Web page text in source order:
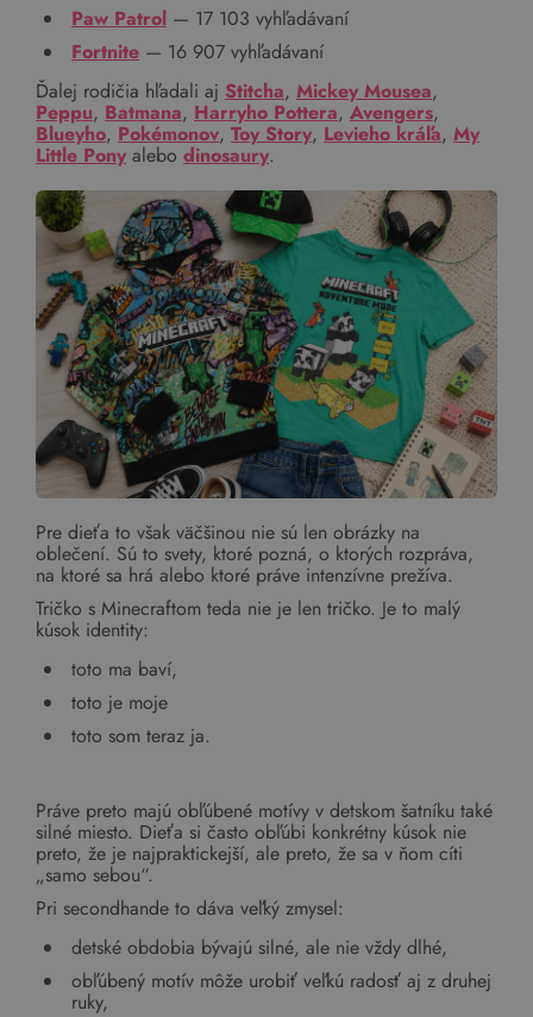
Paw Patrol — 17 103 vyhľadávaní
Fortnite — 16 907 vyhľadávaní
Ďalej rodičia hľadali aj Stitcha, Mickey Mousea,
Peppu, Batmana, Harryho Pottera, Avengers,
Blueyho, Pokémonov, Toy Story, Levieho kráľa, My
Little Pony alebo dinosaury.
Pre dieťa to však väčšinou nie sú len obrázky na
oblečení. Sú to svety, ktoré pozná, o ktorých rozpráva,
na ktoré sa hrá alebo ktoré práve intenzívne prežíva.
Tričko s Minecraftom teda nie je len tričko. Je to malý
kúsok identity:
toto ma baví,
toto je moje
toto som teraz ja.
Práve preto majú obľúbené motívy v detskom šatníku také
silné miesto. Dieťa si často obľúbi konkrétny kúsok nie
preto, že je najpraktickejší, ale preto, že sa v ňom cíti
„samo sebou“.
Pri secondhande to dáva veľký zmysel:
detské obdobia bývajú silné, ale nie vždy dlhé,
obľúbený motív môže urobiť veľkú radosť aj z druhej
ruky,